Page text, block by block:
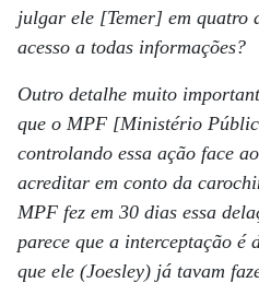
julgar ele [Temer] em quatro
acesso a todas informações?
Outro detalhe muito
que o MPF [Ministério
controlando essa ação face
acreditar em conto da
MPF fez em 30 dias essa
parece que a interceptação é
que ele (Joesley) já tavam